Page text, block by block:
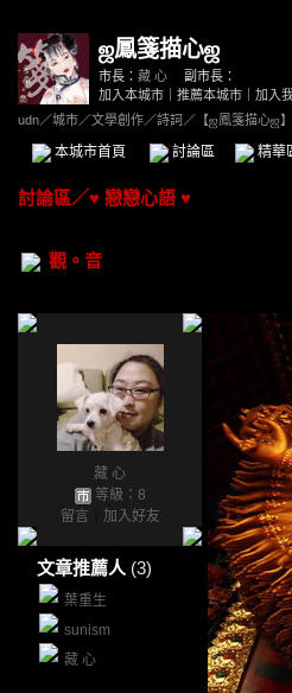
ஜ鳳箋描心ஜ
市長： 藏 心
副市長：
加入本城市
推薦本城市 加入
udn／城市／文學創作／詩詞 ／ 【ஜ鳳箋描心ஜ
本城市首頁 討論區 精華
討論區／♥ 戀戀心語 ♥
觀。音
藏 心
等級：8
留言
加入好友
文章推薦人 (3)
葉重生
sunism
藏 心